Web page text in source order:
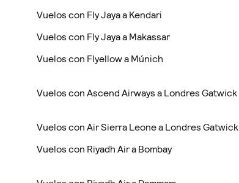
Vuelos con Fly Jaya a Kendari
Vuelos con Fly Jaya a Makassar
Vuelos con Flyellow a Múnich
Vuelos con Ascend Airways a Londres Gatwick
Vuelos con Air Sierra Leone a Londres Gatwick
Vuelos con Riyadh Air a Bombay